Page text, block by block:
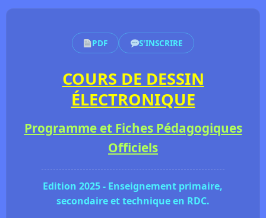
PDF S'INSCRIRE
COURS DE DESSIN
ÉLECTRONIQUE
Programme et Fiches Pédagogiques
Officiels
Edition 2025 - Enseignement primaire,
secondaire et technique en RDC.